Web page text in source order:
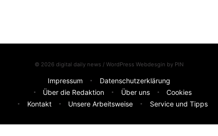
© 2026 digital daily news / WordPress Webdesgin by PIN
Impressum
Datenschutzerklärung
Über die Redaktion
Über uns
Cookies
Kontakt
Unsere Arbeitsweise Service und Tipps